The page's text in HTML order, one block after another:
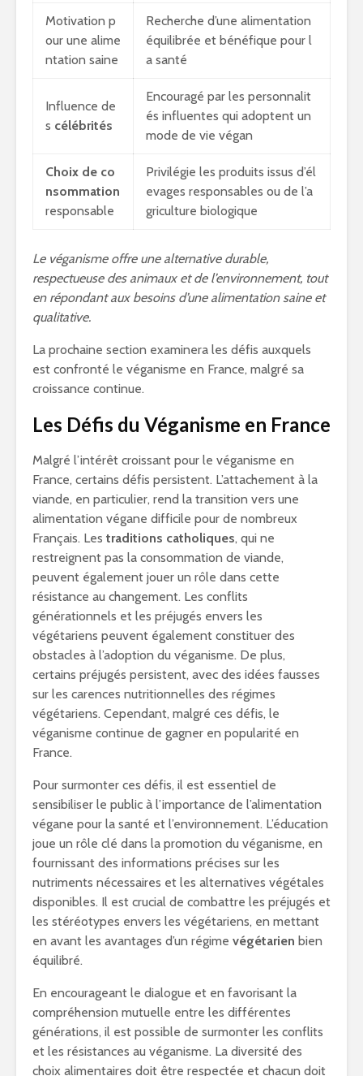
Motivation p
our une alime
ntation saine
Recherche d’une alimentation
équilibrée et bénéfique pour l
a santé
Influence de
s célébrités
Encouragé par les personnalit
és influentes qui adoptent un
mode de vie végan
Choix de co
nsommation
responsable
Privilégie les produits issus d’él
evages responsables ou de l’a
griculture biologique
Le véganisme offre une alternative durable,
respectueuse des animaux et de l’environnement, tout
en répondant aux besoins d’une alimentation saine et
qualitative.
La prochaine section examinera les défis auxquels
est confronté le véganisme en France, malgré sa
croissance continue.
Les Défis du Véganisme en France
Malgré l’intérêt croissant pour le véganisme en
France, certains défis persistent. L’attachement à la
viande, en particulier, rend la transition vers une
alimentation végane difficile pour de nombreux
Français. Les traditions catholiques, qui ne
restreignent pas la consommation de viande,
peuvent également jouer un rôle dans cette
résistance au changement. Les conflits
générationnels et les préjugés envers les
végétariens peuvent également constituer des
obstacles à l’adoption du véganisme. De plus,
certains préjugés persistent, avec des idées fausses
sur les carences nutritionnelles des régimes
végétariens. Cependant, malgré ces défis, le
véganisme continue de gagner en popularité en
France.
Pour surmonter ces défis, il est essentiel de
sensibiliser le public à l’importance de l’alimentation
végane pour la santé et l’environnement. L’éducation
joue un rôle clé dans la promotion du véganisme, en
fournissant des informations précises sur les
nutriments nécessaires et les alternatives végétales
disponibles. Il est crucial de combattre les préjugés et
les stéréotypes envers les végétariens, en mettant
en avant les avantages d’un régime végétarien bien
équilibré.
En encourageant le dialogue et en favorisant la
compréhension mutuelle entre les différentes
générations, il est possible de surmonter les conflits
et les résistances au véganisme. La diversité des
choix alimentaires doit être respectée et chacun doit